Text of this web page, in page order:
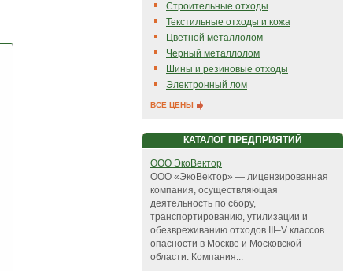
Строительные отходы
Текстильные отходы и кожа
Цветной металлолом
Черный металлолом
Шины и резиновые отходы
Электронный лом
ВСЕ ЦЕНЫ
КАТАЛОГ ПРЕДПРИЯТИЙ
ООО ЭкоВектор
ООО «ЭкоВектор» — лицензированная
компания, осуществляющая
деятельность по сбору,
транспортированию, утилизации и
обезвреживанию отходов III–V классов
опасности в Москве и Московской
области. Компания...